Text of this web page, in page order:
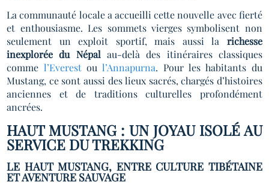
La communauté locale a accueilli cette nouvelle avec fierté
et enthousiasme. Les sommets vierges symbolisent non
seulement un exploit sportif, mais aussi la richesse
inexplorée du Népal au-delà des itinéraires classiques
comme l’Everestoul’Annapurna. Pour les habitants du
Mustang, ce sont aussi des lieux sacrés, chargés d’histoires
anciennes et de traditions culturelles profondément
ancrées.
HAUT MUSTANG : UN JOYAU ISOLÉ AU
SERVICE DU TREKKING
LE HAUT MUSTANG, ENTRE CULTURE TIBÉTAINE
ET AVENTURE SAUVAGE